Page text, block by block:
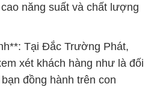
năng suất và chất lượng
Tại Đắc Trường Phát,
xét khách hàng như là đối
đồng hành trên con